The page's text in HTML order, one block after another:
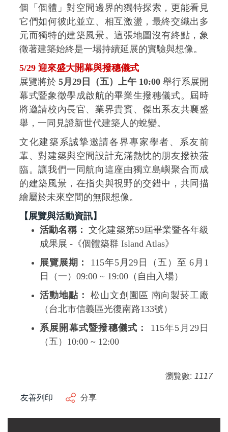
個「個體」對空間邊界的獨特探索，更能看見
它們如何彼此並立、相互激盪，最終交織出多
元而獨特的建築風景。這張地圖沒有終點，象
徵著建築始終是一場持續延展的實驗與想像。
5/29 迎來盛大開幕與撥穗儀式
展覽將於 5月29日（五）上午 10:00 舉行系展開
幕式暨象徵學成啟航的畢業生撥穗儀式。屆時
將邀請校內長官、業界貴賓、傑出系友共襄盛
舉，一同見證新世代建築人的蛻變。
文化建築系誠摯邀請各界專家學者、系友前
輩、對建築與空間設計充滿熱忱的朋友撥袂蒞
臨。讓我們一同航向這座由獨立島嶼聚合而成
的建築風景，在指尖與視野的交錯中，共同描
繪屬於未來空間的無限想像。
【展覽與活動資訊】
活動名稱： 文化建築第59屆畢業暨各年級
成果展 -《個體築群 Island Atlas》
展覽展期：
115年5月29日（五）至 6月1
日（一）09:00 ~ 19:00（自由入場）
活動地點：
松山文創園區 南向製菸工廠
（台北市信義區光復南路133號）
系展開幕式暨撥穗儀式：
115年5月29日
（五）10:00 ~ 12:00
瀏覽數: 1117
友善列印 分享